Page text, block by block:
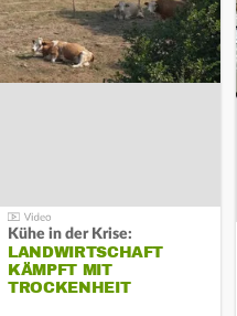
Kühe in der Krise:
LANDWIRTSCHAFT
KÄMPFT MIT
TROCKENHEIT